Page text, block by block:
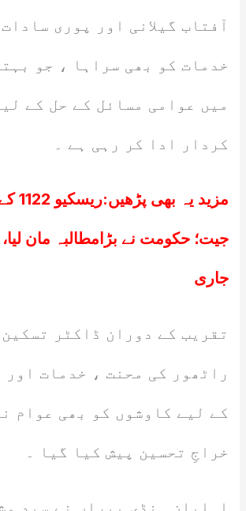
آفتاب گیلانی اور پوری
خدمات کو بھی سراہا ، جو
میں عوامی مسائل کے حل کے
کردار ادا کر رہی ہے ۔
مزید یہ بھی پڑھیں:
جیت؛ حکومت نے بڑامطالبہ مان
جاری
تقریب کے دوران ڈاکٹر
راٹھور کی محنت ، خدمات اور
کے لیے کاوشوں کو بھی عوام
خراجِ تحسین پیش کیا گیا ۔